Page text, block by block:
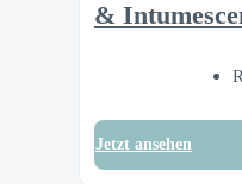
&
Jetzt ansehen